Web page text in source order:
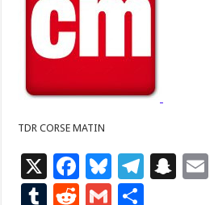
TDR CORSE MATIN
X
F
ac
Bl
u
T
S
T
R
G